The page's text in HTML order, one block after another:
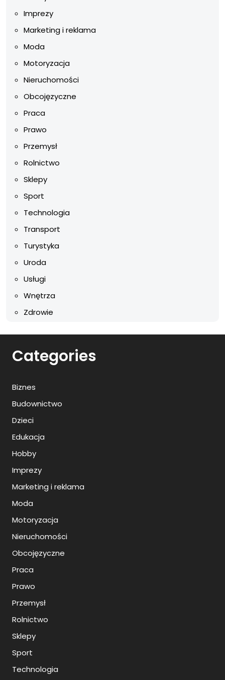
Imprezy
Marketing i reklama
Moda
Motoryzacja
Nieruchomości
Obcojęzyczne
Praca
Prawo
Przemysł
Rolnictwo
Sklepy
Sport
Technologia
Transport
Turystyka
Uroda
Usługi
Wnętrza
Zdrowie
Categories
Biznes
Budownictwo
Dzieci
Edukacja
Hobby
Imprezy
Marketing i reklama
Moda
Motoryzacja
Nieruchomości
Obcojęzyczne
Praca
Prawo
Przemysł
Rolnictwo
Sklepy
Sport
Technologia